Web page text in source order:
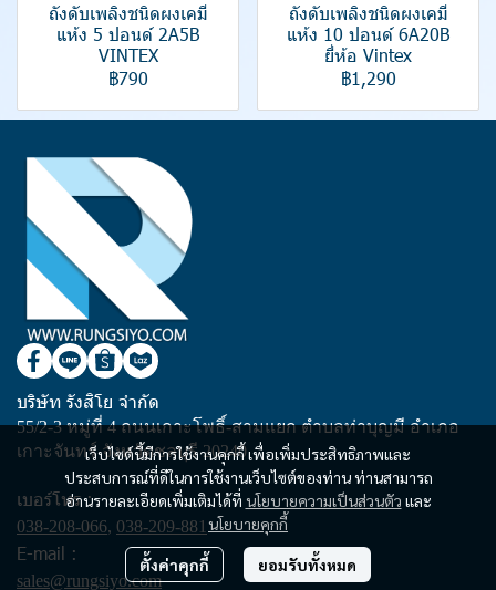
ถังดับเพลิงชนิดผงเคมี
แห้ง 5 ปอนด์ 2A5B
VINTEX
฿790
ถังดับเพลิงชนิดผงเคมี
แห้ง 10 ปอนด์ 6A20B
ยี่ห้อ Vintex
฿1,290
เว็บไซต์นี้มีการใช้งานคุกกี้ เพื่อเพิ่มประสิทธิภาพและ
ประสบการณ์ที่ดีในการใช้งานเว็บไซต์ของท่าน ท่านสามารถ
อ่านรายละเอียดเพิ่มเติมได้ที่ นโยบายความเป็นส่วนตัว และ
นโยบายคุกกี้
ตั้งค่าคุกกี้ ยอมรับทั้งหมด
บริษัท รังสิโย จำกัด
55/2-3 หมู่ที่ 4 ถนนเกาะโพธิ์-สามแยก ตำบลท่าบุญมี อำเภอ
เกาะจันทร์ จังหวัดชลบุรี 20240
เบอร์โทร :
038-208-066, 038-209-881
E-mail :
sales@rungsiyo.com